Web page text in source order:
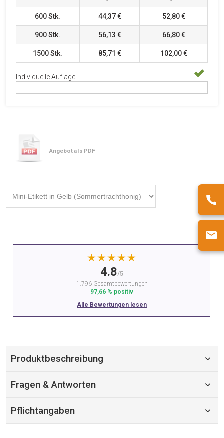
600Stk. 44,37 € 52,80 €
900Stk. 56,13 € 66,80 €
1500Stk. 85,71 € 102,00 €
Individuelle Auflage
Angebot als PDF
★★★★★
4.8/5
1.796 Gesamtbewertungen
97,66 % positiv
Alle Bewertungen lesen
Produktbeschreibung
Fragen & Antworten
Pflichtangaben